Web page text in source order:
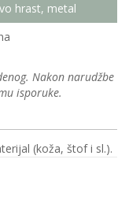
hrast, metal
Nakon narudžbe
isporuke.
(koža, štof i sl.).